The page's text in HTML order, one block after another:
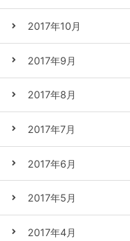
2017年10月
2017年9月
2017年8月
2017年7月
2017年6月
2017年5月
2017年4月